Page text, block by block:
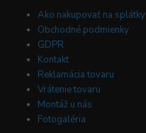
Ako nakupovať na splátky
Obchodné podmienky
GDPR
Kontakt
Reklamácia tovaru
Vrátenie tovaru
Montáž u nás
Fotogaléria